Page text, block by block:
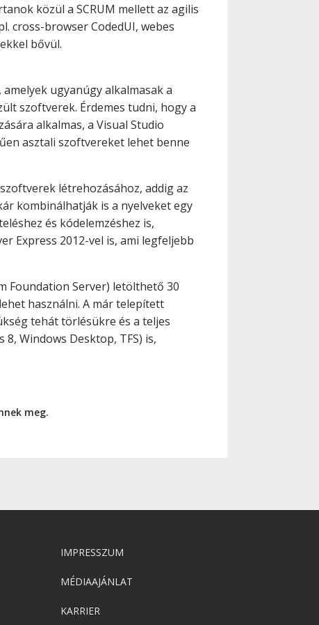
közül a SCRUM mellett az agilis
cross-browser CodedUI, webes
bővül.
ugyanúgy alkalmasak a
szoftverek. Érdemes tudni, hogy a
alkalmas, a Visual Studio
asztali szoftvereket lehet benne
létrehozásához, addig az
kombinálhatják is a nyelveket egy
és kódelemzéshez is,
Express 2012-vel is, ami legfeljebb
Foundation Server) letölthető 30
használni. A már telepített
tehát törlésükre és a teljes
Windows Desktop, TFS) is,
meg.
IMPRESSZUM
MÉDIAAJÁNLAT
KARRIER